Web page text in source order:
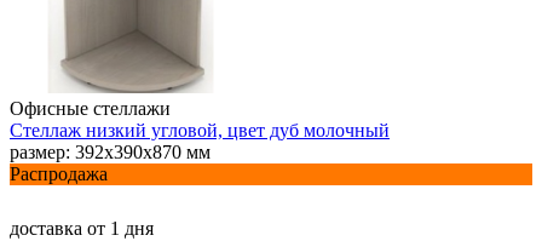
Офисные стеллажи
Стеллаж низкий угловой, цвет дуб молочный
размер: 392х390х870 мм
Распродажа
доставка от 1 дня